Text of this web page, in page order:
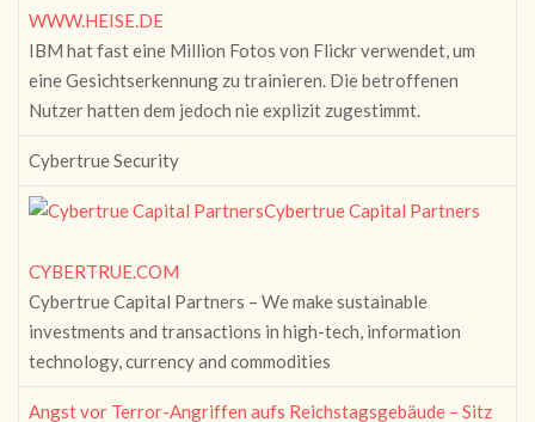
WWW.HEISE.DE
IBM hat fast eine Million Fotos von Flickr verwendet, um
eine Gesichtserkennung zu trainieren. Die betroffenen
Nutzer hatten dem jedoch nie explizit zugestimmt.
Cybertrue Security
Cybertrue Capital Partners
CYBERTRUE.COM
Cybertrue Capital Partners – We make sustainable
investments and transactions in high-tech, information
technology, currency and commodities
Angst vor Terror-Angriffen aufs Reichstagsgebäude – Sitz